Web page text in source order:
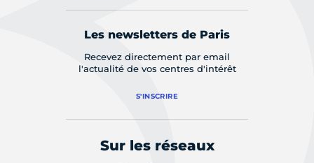
Les newsletters de Paris
Recevez directement par email
l'actualité de vos centres d'intérêt
S'INSCRIRE
Sur les réseaux